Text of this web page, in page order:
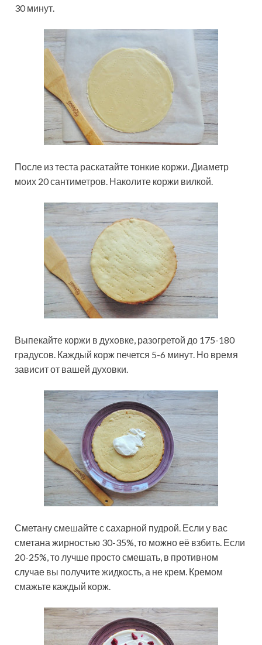
30 минут.
После из теста раскатайте тонкие коржи. Диаметр
моих 20 сантиметров. Наколите коржи вилкой.
Выпекайте коржи в духовке, разогретой до 175-180
градусов. Каждый корж печется 5-6 минут. Но время
зависит от вашей духовки.
Сметану смешайте с сахарной пудрой. Если у вас
сметана жирностью 30-35%, то можно её взбить. Если
20-25%, то лучше просто смешать, в противном
случае вы получите жидкость, а не крем. Кремом
смажьте каждый корж.